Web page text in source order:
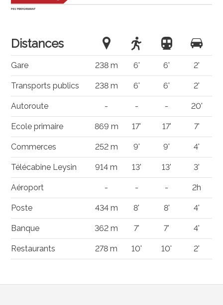
Distances
Gare 238 m 6' 6' 2'
Transports publics 238 m 6' 6' 2'
Autoroute - - - 20'
Ecole primaire 869 m 17' 17' 7'
Commerces 252 m 9' 9' 4'
Télécabine Leysin 914 m 13' 13' 3'
Aéroport - - - 2h
Poste 434 m 8' 8' 4'
Banque 362 m 7' 7' 4'
Restaurants 278 m 10' 10' 2'